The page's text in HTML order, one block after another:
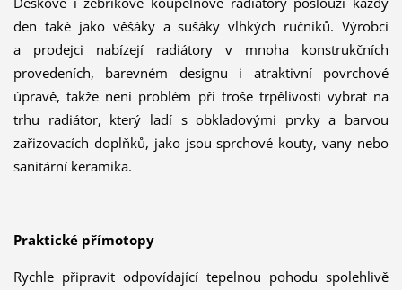
den také jako věšáky a sušáky vlhkých ručníků. Výrobci
a prodejci nabízejí radiátory v mnoha konstrukčních
provedeních, barevném designu i atraktivní povrchové
úpravě, takže není problém při troše trpělivosti vybrat na
trhu radiátor, který ladí s obkladovými prvky a barvou
zařizovacích doplňků, jako jsou sprchové kouty, vany nebo
sanitární keramika.
Praktické přímotopy
Rychle připravit odpovídající tepelnou pohodu spolehlivě